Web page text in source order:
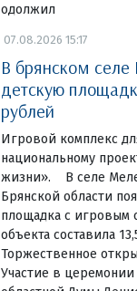
одолжил
07.08.2026 15:17
В брянском
детскую
рублей
Игровой комплекс
национальному
жизни». В селе
Брянской области
площадка с игровым
объекта составила
Торжественное
Участие в